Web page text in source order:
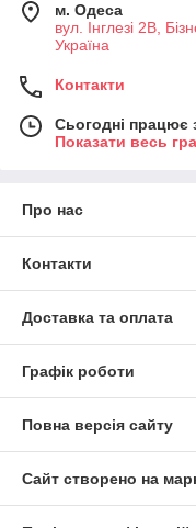
м. Одеса
вул. Інглезі 2В,
Україна
Контакти
Сьогодні працює
Показати весь
Про нас
Контакти
Доставка та оплата
Графік роботи
Повна версія сайту
Сайт створено на